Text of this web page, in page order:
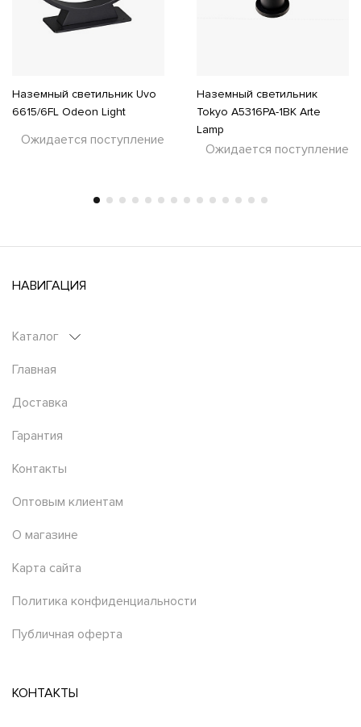
Наземный светильник Uvo
6615/6FL Odeon Light
Ожидается поступление
Наземный светильник
Tokyo A5316PA-1BK Arte
Lamp
Ожидается поступление
НАВИГАЦИЯ
Каталог
Главная
Доставка
Гарантия
Контакты
Оптовым клиентам
О магазине
Карта сайта
Политика конфиденциальности
Публичная оферта
КОНТАКТЫ